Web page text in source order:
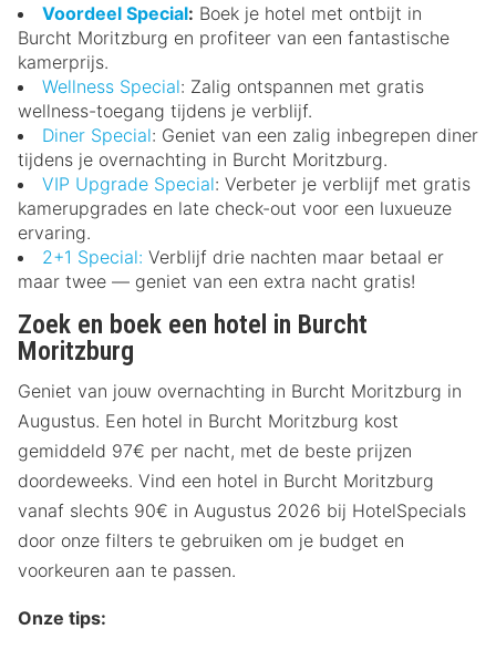
Voordeel Special: Boek je hotel met ontbijt in
Burcht Moritzburg en profiteer van een fantastische
kamerprijs.
Wellness Special: Zalig ontspannen met gratis
wellness-toegang tijdens je verblijf.
Diner Special: Geniet van een zalig inbegrepen diner
tijdens je overnachting in Burcht Moritzburg.
VIP Upgrade Special: Verbeter je verblijf met gratis
kamerupgrades en late check-out voor een luxueuze
ervaring.
2+1 Special: Verblijf drie nachten maar betaal er
maar twee — geniet van een extra nacht gratis!
Zoek en boek een hotel in Burcht
Moritzburg
Geniet van jouw overnachting in Burcht Moritzburg in
Augustus. Een hotel in Burcht Moritzburg kost
gemiddeld 97€ per nacht, met de beste prijzen
doordeweeks. Vind een hotel in Burcht Moritzburg
vanaf slechts 90€ in Augustus 2026 bij HotelSpecials
door onze filters te gebruiken om je budget en
voorkeuren aan te passen.
Onze tips: